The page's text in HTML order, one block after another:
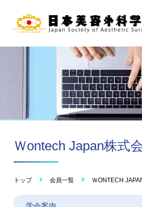
Ｗontech Japan株式
トップ 会員一覧 ＷONTECH